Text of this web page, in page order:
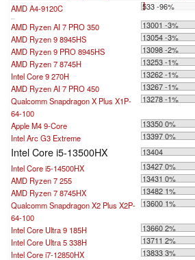
AMD A4-9120C 533 -96%
...
AMD Ryzen AI 7 PRO 350
13001 -3%
AMD Ryzen 9 8945HS
13054 -3%
AMD Ryzen 9 PRO 8945HS
13098 -2%
AMD Ryzen 7 8745H
13253 -1%
Intel Core 9 270H
13262 -1%
AMD Ryzen AI 7 PRO 450
13267 -1%
Qualcomm Snapdragon X Plus X1P-
64-100
13278 -1%
Apple M4 9-Core
13350 0%
Intel Arc G3 Extreme
13397 0%
Intel Core i5-13500HX
13404
Intel Core i5-14500HX
13427 0%
AMD Ryzen 7 255
13431 0%
AMD Ryzen 7 8745HX
13482 1%
Qualcomm Snapdragon X2 Plus X2P-
64-100
13600 1%
Intel Core Ultra 9 185H
13660 2%
Intel Core Ultra 5 338H
13711 2%
Intel Core i7-12850HX
13833 3%